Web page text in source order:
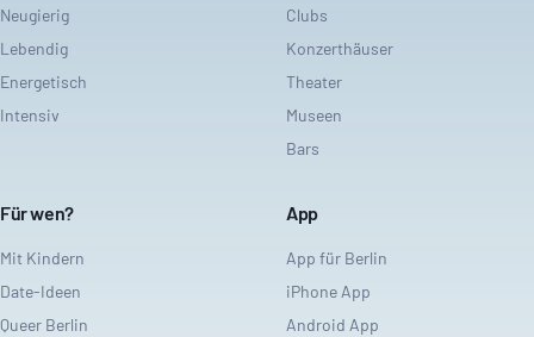
Neugierig
Lebendig
Energetisch
Intensiv
Clubs
Konzerthäuser
Theater
Museen
Bars
Für wen?
Mit Kindern
Date-Ideen
Queer Berlin
App
App für Berlin
iPhone App
Android App